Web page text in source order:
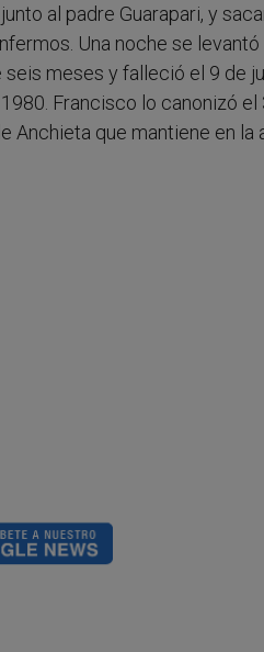
al padre Guarapari, y
Una noche se
meses y falleció el 9 de
Francisco lo canonizó el
Anchieta que mantiene en la